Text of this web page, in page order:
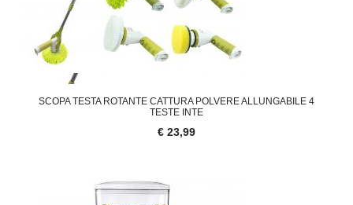
SCOPA TESTA ROTANTE CATTURA POLVERE ALLUNGABILE 4
TESTE INTE
€ 23,99